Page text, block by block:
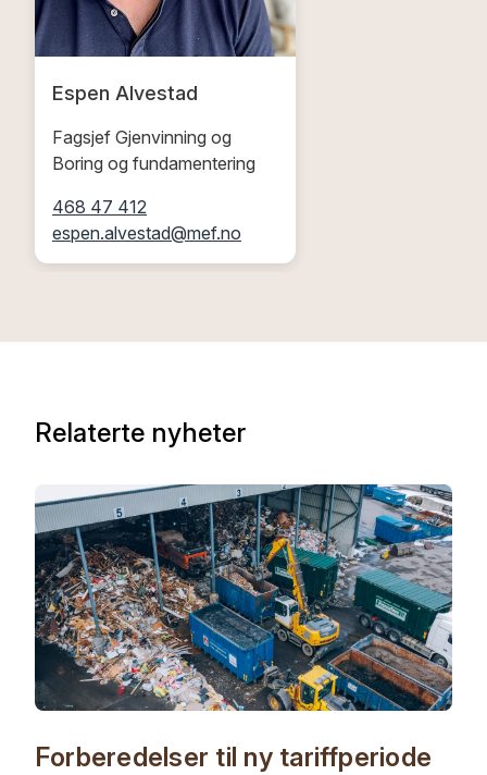
Espen Alvestad
Fagsjef Gjenvinning og
Boring og fundamentering
468 47 412
espen.alvestad@mef.no
Relaterte nyheter
Forberedelser til ny tariffperiode